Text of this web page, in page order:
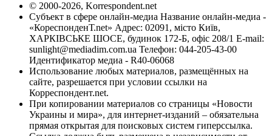
© 2000-2026, Korrespondent.net
Субъект в сфере онлайн-медиа Название онлайн-медиа -
«КореспонденТ.net» Адрес: 02091, місто Київ,
ХАРКІВСЬКЕ ШОСЕ, будинок 172-Б, офіс 208/1 E-mail:
sunlight@mediadim.com.ua Телефон: 044-205-43-00
Идентификатор медиа - R40-06068
Использование любых материалов, размещённых на
сайте, разрешается при условии ссылки на
Корреспондент.net.
При копировании материалов со страницы «Новости
Украины и мира», для интернет-изданий – обязательна
прямая открытая для поисковых систем гиперссылка.